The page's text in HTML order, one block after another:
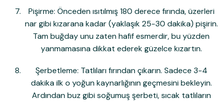
Pişirme: Önceden ısıtılmış180 derece fırında, üzerleri
nar gibi kızarana kadar (yaklaşık 25-30 dakika) pişirin.
Tam buğday unu zaten hafif esmerdir, bu yüzden
yanmamasına dikkat ederek güzelce kızartın.
Şerbetleme: Tatlıları fırından çıkarın. Sadece 3-4
dakikailk o yoğun kaynarlığının geçmesini bekleyin.
Ardından buz gibi soğumuş şerbeti, sıcak tatlıların